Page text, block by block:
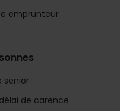
emprunteur
senior
de carence